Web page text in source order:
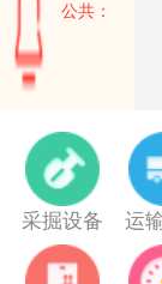
公共：
采掘设备 运